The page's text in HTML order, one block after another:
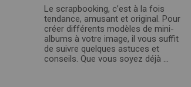
Le scrapbooking, c’est à la fois
tendance, amusant et original. Pour
créer différents modèles de mini-
albums à votre image, il vous suffit
de suivre quelques astuces et
conseils. Que vous soyez déjà ...